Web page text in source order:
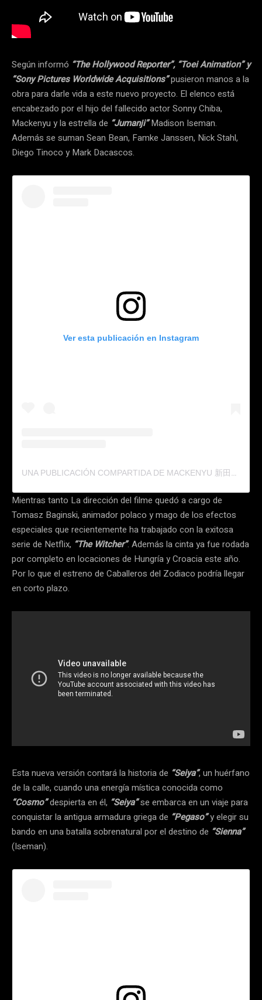
Según informó “The Hollywood Reporter”, “Toei Animation” y
“Sony Pictures Worldwide Acquisitions”pusieron manos a la
obra para darle vida a este nuevo proyecto. El elenco está
encabezado por el hijo del fallecido actor Sonny Chiba,
Mackenyu y la estrella de “Jumanji”Madison Iseman.
Además se suman Sean Bean, Famke Janssen, Nick Stahl,
Diego Tinoco y Mark Dacascos.
Ver esta publicación en Instagram
UNA PUBLICACIÓN COMPARTIDA DE MACKENYU 新田真剣佑 (@MACKENYU.1116)
Mientras tanto La dirección del filme quedó a cargo de
Tomasz Baginski, animador polaco y mago de los efectos
especiales que recientemente ha trabajado con la exitosa
serie de Netflix, “The Witcher”. Además la cinta ya fue rodada
por completo en locaciones de Hungría y Croacia este año.
Por lo que el estreno de Caballeros del Zodiaco podría llegar
en corto plazo.
Esta nueva versión contará la historia de “Seiya”, un huérfano
de la calle, cuando una energía mística conocida como
“Cosmo”despierta en él, “Seiya”se embarca en un viaje para
conquistar la antigua armadura griega de “Pegaso”y elegir su
bando en una batalla sobrenatural por el destino de “Sienna”
(Iseman).